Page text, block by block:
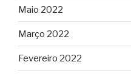
Maio 2022
Março 2022
Fevereiro 2022